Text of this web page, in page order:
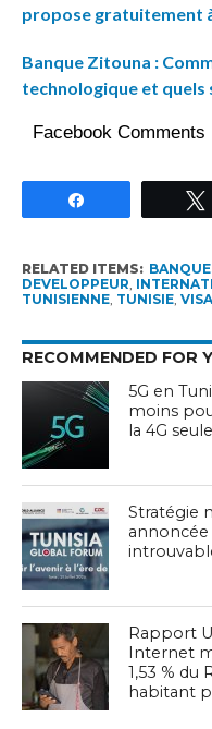
propose gratuitement
Banque Zitouna :
technologique et quels
Facebook Comments
RELATED ITEMS:
DEVELOPPEUR,
TUNISIENNE, TUNISIE, VISA
RECOMMENDED FOR
5G en
moins
la 4G
Stratégie
annoncée
Rapport
Internet
1,53 % du
habitant